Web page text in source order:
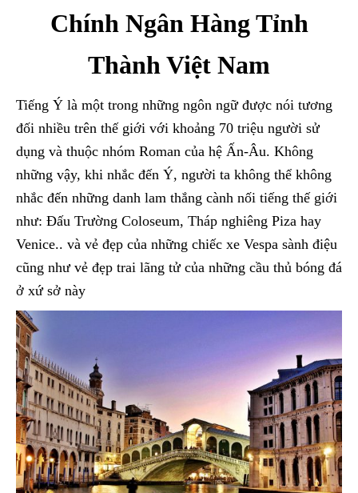
Chính Ngân Hàng Tỉnh
Thành Việt Nam
Tiếng Ý là một trong những ngôn ngữ được nói tương
đối nhiều trên thế giới với khoảng 70 triệu người sử
dụng và thuộc nhóm Roman của hệ Ấn-Âu. Không
những vậy, khi nhắc đến Ý, người ta không thể không
nhắc đến những danh lam thắng cành nối tiếng thế giới
như: Đấu Trường Coloseum, Tháp nghiêng Piza hay
Venice.. và vẻ đẹp của những chiếc xe Vespa sành điệu
cũng như vẻ đẹp trai lãng tử của những cầu thủ bóng đá
ở xứ sở này